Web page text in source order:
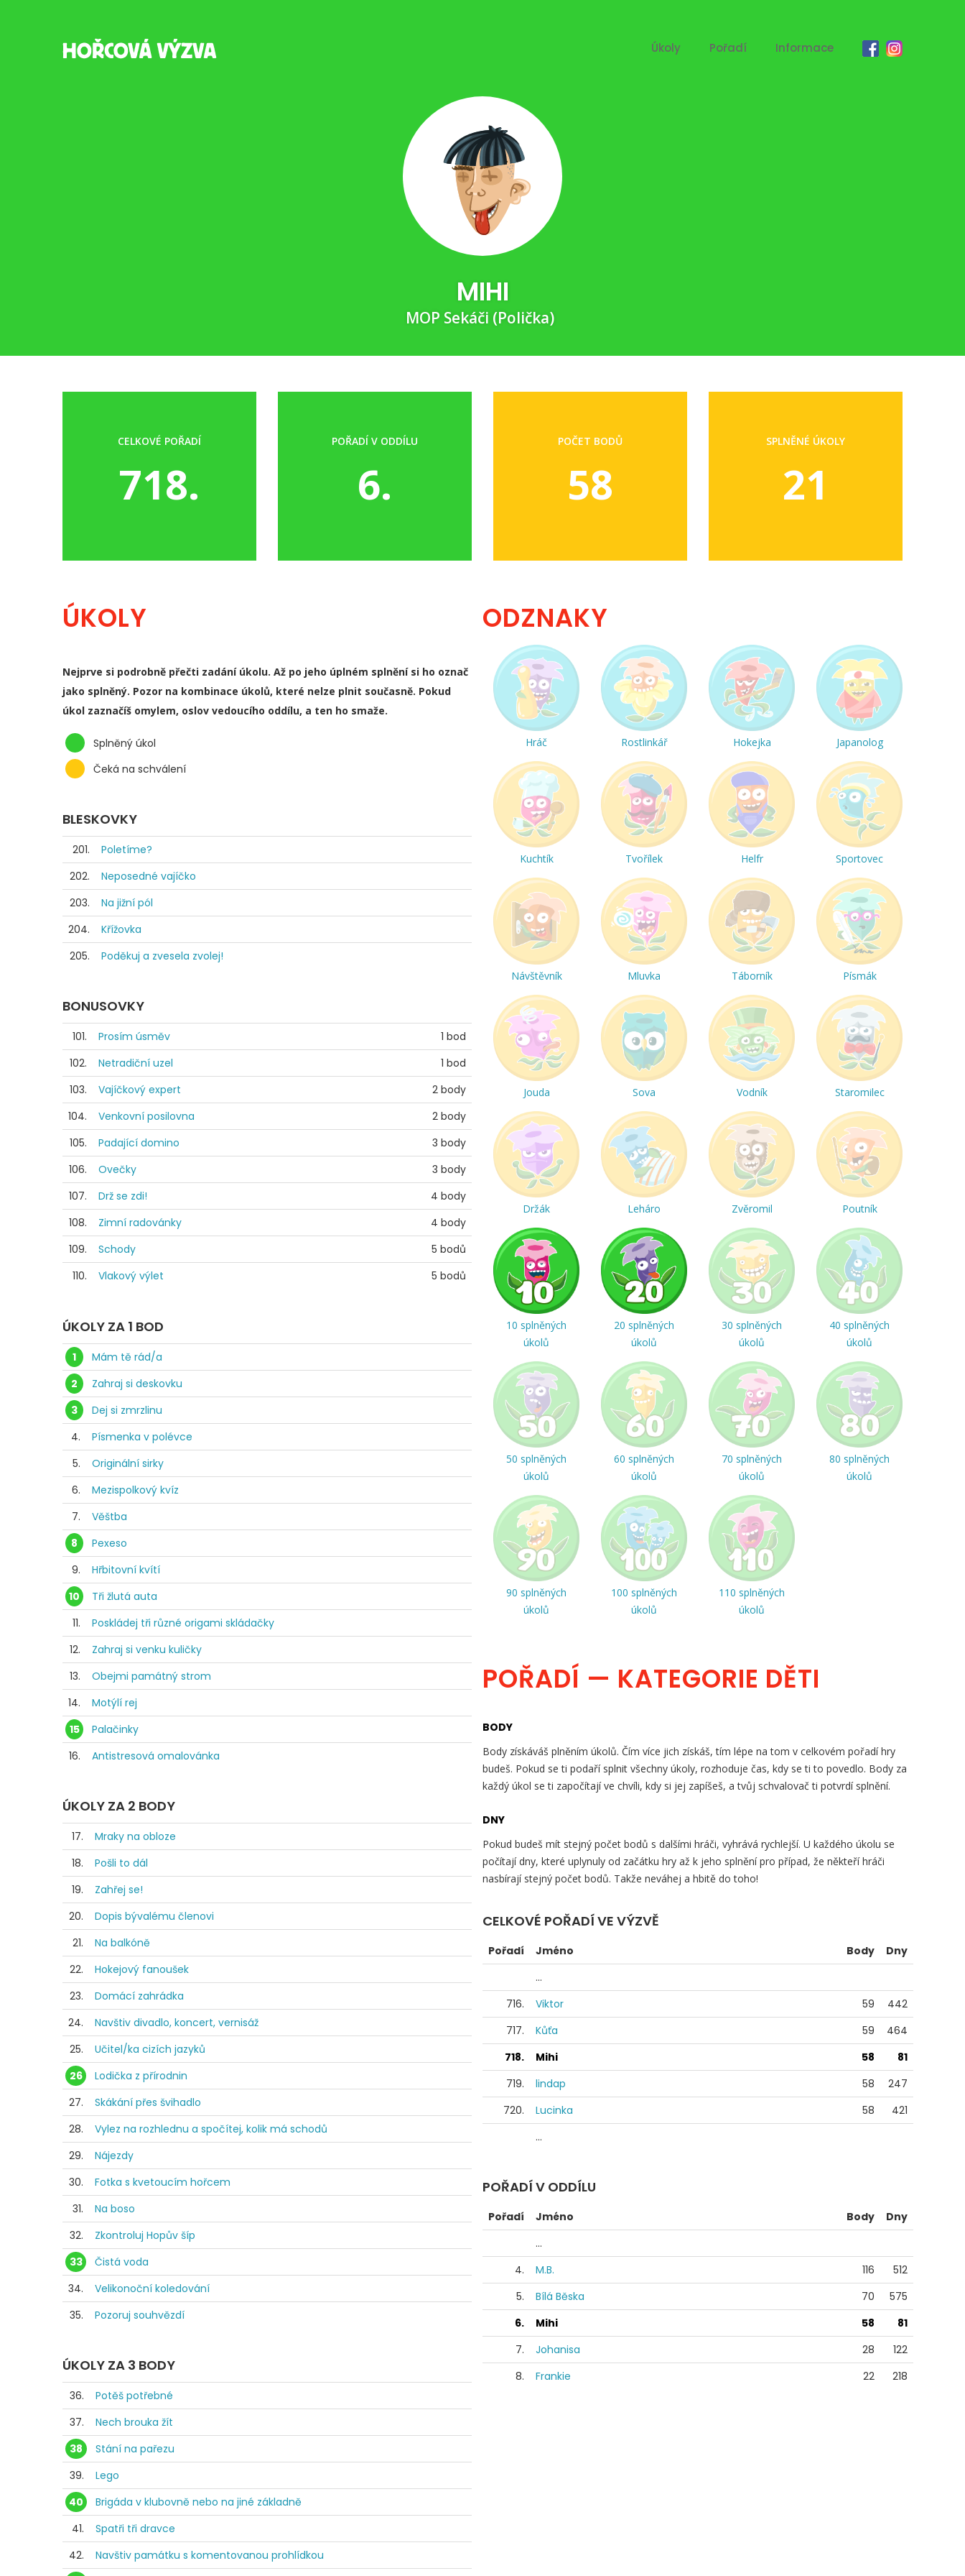
Úkoly Pořadí Informace
MIHI
MOP Sekáči (Polička)
CELKOVÉ POŘADÍ
718.
POŘADÍ V ODDÍLU
6.
POČET BODŮ
58
SPLNĚNÉ ÚKOLY
21
ÚKOLY
Nejprve si podrobně přečti zadání úkolu. Až po jeho úplném splnění si ho označ
jako splněný. Pozor na kombinace úkolů, které nelze plnit současně. Pokud
úkol zaznačíš omylem, oslov vedoucího oddílu, a ten ho smaže.
Splněný úkol
Čeká na schválení
BLESKOVKY
201.
Poletíme?
202.
Neposedné vajíčko
203.
Na jižní pól
204.
Křížovka
205.
Poděkuj a zvesela zvolej!
BONUSOVKY
101. Prosím úsměv
1 bod
102.
Netradiční uzel
1 bod
103.
Vajíčkový expert
2 body
104.
Venkovní posilovna
2 body
105.
Padající domino
3 body
106.
Ovečky
3 body
107.
Drž se zdi!
4 body
108.
Zimní radovánky
4 body
109.
Schody
5 bodů
110.
Vlakový výlet 5 bodů
ÚKOLY ZA 1 BOD
1
Mám tě rád/a
2
Zahraj si deskovku
3
Dej si zmrzlinu
4.
Písmenka v polévce
5.
Originální sirky
6.
Mezispolkový kvíz
7.
Věštba
8
Pexeso
9.
Hřbitovní kvítí
10
Tři žlutá auta
11.
Poskládej tři různé origami skládačky
12.
Zahraj si venku kuličky
13.
Obejmi památný strom
14.
Motýlí rej
15
Palačinky
16.
Antistresová omalovánka
ÚKOLY ZA 2 BODY
17.
Mraky na obloze
18.
Pošli to dál
19.
Zahřej se!
20.
Dopis bývalému členovi
21.
Na balkóně
22.
Hokejový fanoušek
23.
Domácí zahrádka
24.
Navštiv divadlo, koncert, vernisáž
25.
Učitel/ka cizích jazyků
26
Lodička z přírodnin
27.
Skákání přes švihadlo
28.
Vylez na rozhlednu a spočítej, kolik má schodů
29.
Nájezdy
30.
Fotka s kvetoucím hořcem
31.
Na boso
32.
Zkontroluj Hopův šíp
33
Čistá voda
34.
Velikonoční koledování
35.
Pozoruj souhvězdí
ÚKOLY ZA 3 BODY
36.
Potěš potřebné
37.
Nech brouka žít
38
Stání na pařezu
39.
Lego
40
Brigáda v klubovně nebo na jiné základně
41.
Spatři tři dravce
42.
Navštiv památku s komentovanou prohlídkou
ODZNAKY
Hráč Rostlinkář Hokejka Japanolog
Kuchtík Tvořílek Helfr Sportovec
Návštěvník Mluvka Táborník Písmák
Jouda Sova Vodník Staromilec
Držák Leháro Zvěromil Poutník
10 splněných
úkolů
20 splněných
úkolů
30 splněných
úkolů
40 splněných
úkolů
50 splněných
úkolů
60 splněných
úkolů
70 splněných
úkolů
80 splněných
úkolů
90 splněných
úkolů
100 splněných
úkolů
110 splněných
úkolů
POŘADÍ — KATEGORIE DĚTI
BODY
Body získáváš plněním úkolů. Čím více jich získáš, tím lépe na tom v celkovém pořadí hry
budeš. Pokud se ti podaří splnit všechny úkoly, rozhoduje čas, kdy se ti to povedlo. Body za
každý úkol se ti započítají ve chvíli, kdy si jej zapíšeš, a tvůj schvalovač ti potvrdí splnění.
DNY
Pokud budeš mít stejný počet bodů s dalšími hráči, vyhrává rychlejší. U každého úkolu se
počítají dny, které uplynuly od začátku hry až k jeho splnění pro případ, že někteří hráči
nasbírají stejný počet bodů. Takže neváhej a hbitě do toho!
CELKOVÉ POŘADÍ VE VÝZVĚ
Pořadí Jméno Body
Dny
...
716.
Viktor 59
442
717.
Kůťa 59
464
718.
Mihi 58
81
719.
lindap 58
247
720.
Lucinka 58
421
...
POŘADÍ V ODDÍLU
Pořadí Jméno Body
Dny
...
4.
M.B. 116
512
5.
Bílá Běska 70
575
6.
Mihi 58
81
7.
Johanisa 28
122
8.
Frankie 22 218